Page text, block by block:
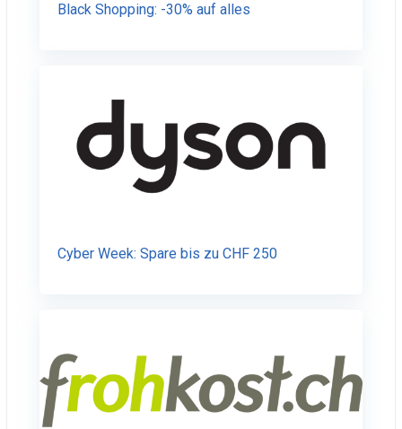
Black Shopping: -30% auf alles
Cyber Week: Spare bis zu CHF 250